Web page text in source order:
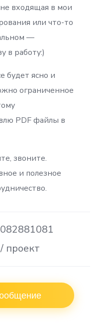
входящая в мои
или что-то
—
в работу:)
будет ясно и
ограниченное
PDF файлы в
звоните.
и полезное
проект